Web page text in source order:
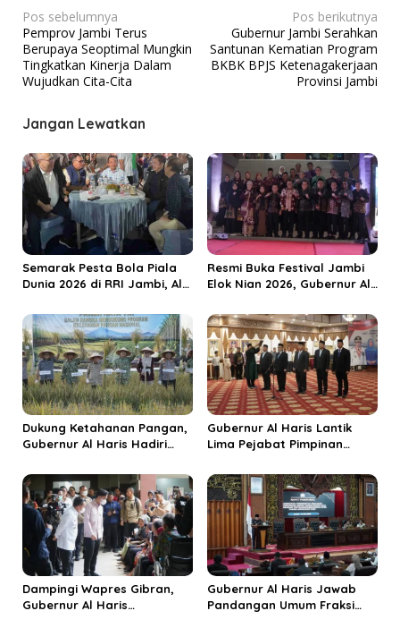
N
a
v
i
g
s
i
p
o
s
Pos sebelumnya
Pemprov Jambi Terus
Berupaya Seoptimal Mungkin
Tingkatkan Kinerja Dalam
Wujudkan Cita-Cita
Pos berikutnya
Gubernur Jambi Serahkan
Santunan Kematian Program
BKBK BPJS Ketenagakerjaan
Provinsi Jambi
Jangan Lewatkan
Semarak Pesta Bola Piala
Dunia 2026 di RRI Jambi, Al
Ekonomi Rakyat
Resmi Buka Festival Jambi
Elok Nian 2026, Gubernur Al
Jadi Destinasi Wisata
Budaya Unggulan
Dukung Ketahanan Pangan,
Gubernur Al Haris Hadiri
Kabupaten Tanjungjabung
Timur
Gubernur Al Haris Lantik
Lima Pejabat Pimpinan
Penguatan Kinerja dan
Integritas
Dampingi Wapres Gibran,
Gubernur Al Haris
Gubernur Al Haris Jawab
Pandangan Umum Fraksi